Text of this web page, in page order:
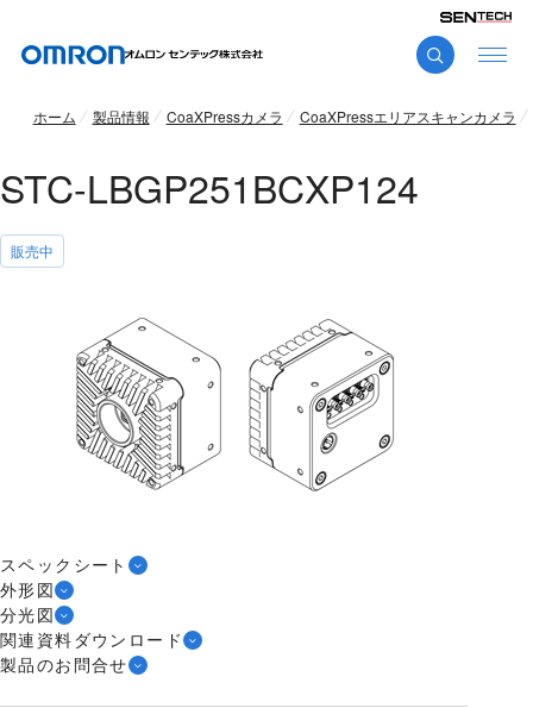
ホーム 製品情報 CoaXPressカメラ CoaXPressエリアスキャンカメラ
STC-LBGP251BCXP124
販売中
スペックシート
外形図
分光図
関連資料ダウンロード
製品のお問合せ